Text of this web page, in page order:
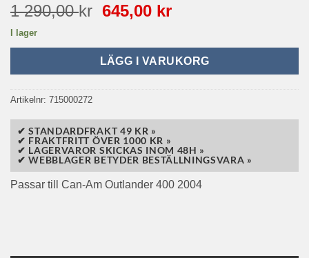
1 290,00kr Det
priset
var:
1
645,00 krDet
priset
är:
645,00 kr.
I lager
LÄGG I VARUKORG
Artikelnr: 715000272
✔ STANDARDFRAKT 49 KR »
✔ FRAKTFRITT ÖVER 1000 KR »
✔ LAGERVAROR SKICKAS INOM 48H »
✔ WEBBLAGER BETYDER BESTÄLLNINGSVARA »
Passar till Can-Am Outlander 400 2004